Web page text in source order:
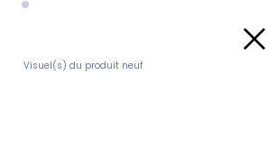
Visuel(s) du produit neuf